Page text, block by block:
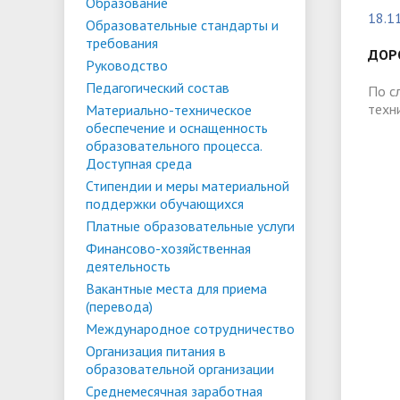
Материально-техническое
обеспечение и оснащенность
образовательного процесса.
Доступная среда
Среднемесячная заработная плата
ректора, проректоров и главного
бухгалтера
Конкурсы и вакансии
Служба
Проекты, гранты и конкурсы
Меры
Условия обучения инвалидов и лиц
с ОВЗ
Патриотический клуб ФГБОУ ВО
«АнГТУ»
Конкурсные списки
квоте
Списки зачисленных
Образовательные стандарты и
требования
Руководство
Педагогический состав
Материально-техническое
обеспечение и оснащенность
образовательного процесса.
Доступная среда
Стипендии и меры материальной
поддержки обучающихся
Платные образовательные услуги
Финансово-хозяйственная
деятельность
Вакантные места для приема
(перевода)
Международное сотрудничество
Организация питания в
образовательной организации
Среднемесячная заработная
По